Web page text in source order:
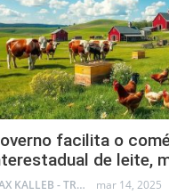
facilita o
de leite,
MAX KALLEB - TRADER mar 14, 2025